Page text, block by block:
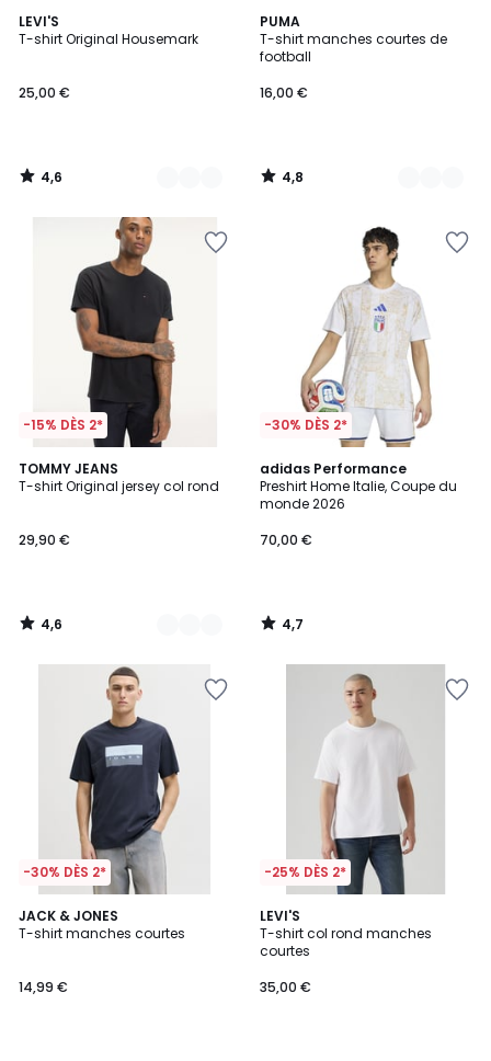
LEVI'S
T-shirt Original Housemark
25,00 €
4,6
/ 5
4
Couleurs
4,6
/
PUMA
T-shirt manches courtes de
football
16,00 €
4,8
/ 5
6
Couleurs
4,8
/
-15% DÈS 2*
TOMMY JEANS
T-shirt Original jersey col rond
29,90 €
4,6
/ 5
6
Couleurs
4,6
/
-30% DÈS 2*
adidas Performance
Preshirt Home Italie, Coupe du
monde 2026
70,00 €
4,7
/ 5
4,7
/
-30% DÈS 2*
JACK & JONES
T-shirt manches courtes
14,99 €
5
/
2
Couleurs
-25% DÈS 2*
LEVI'S
T-shirt col rond manches
courtes
35,00 €
4,5
/ 5
3
Couleurs